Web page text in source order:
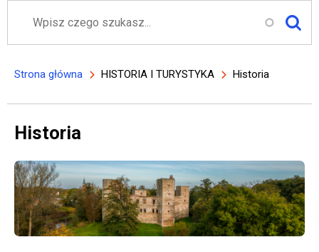
Ścieżka nawigacyjna
Strona główna HISTORIA I TURYSTYKA Historia
Historia